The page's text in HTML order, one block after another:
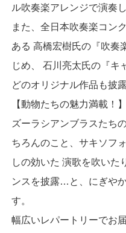
ル吹奏楽アレンジで演奏し
また、全日本吹奏楽コン
ある 高橋宏樹氏の『吹奏
じめ、 石川亮太氏の『キ
どのオリジナル作品も披
【動物たちの魅力満載！】
ズーラシアンブラスたち
ちろんのこと、サキソフ
しの効いた 演歌を吹いた
ンスを披露…と、にぎや
す。
幅広いレパートリーでお